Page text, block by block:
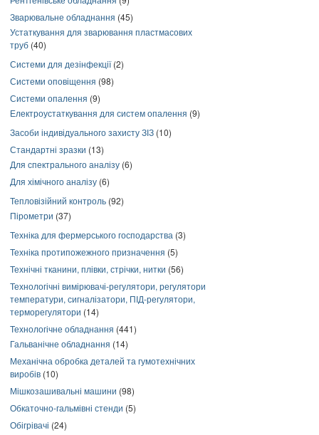
Зварювальне обладнання (45)
Устаткування для зварювання пластмасових
труб (40)
Системи для дезінфекції(2)
Системи оповіщення (98)
Системи опалення (9)
Електроустаткування для систем опалення (9)
Засоби індивідуального захисту ЗІЗ (10)
Стандартні зразки (13)
Для спектрального аналізу (6)
Для хімічного аналізу (6)
Тепловізійний контроль (92)
Пірометри (37)
Техніка для фермерського господарства (3)
Техніка протипожежного призначення (5)
Технічні тканини, плівки, стрічки, нитки (56)
Технологічні вимірювачі-регулятори, регулятори
температури, сигналізатори, ПІД-регулятори,
терморегулятори (14)
Технологічне обладнання (441)
Гальванічне обладнання (14)
Механічна обробка деталей та гумотехнічних
виробів (10)
Мішкозашивальні машини (98)
Обкаточно-гальмівні стенди (5)
Обігрівачі (24)